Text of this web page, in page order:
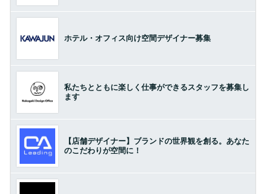
ホテル・オフィス向け空間デザイナー募集
私たちとともに楽しく仕事ができるスタッフを募集し
ます
【店舗デザイナー】ブランドの世界観を創る。あなた
のこだわりが空間に！